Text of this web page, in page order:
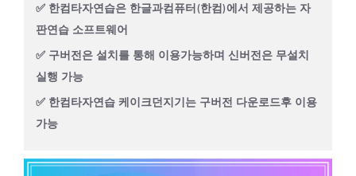
✅ 한컴타자연습은 한글과컴퓨터(한컴)에서 제공하는 자
판연습 소프트웨어
✅ 구버전은 설치를 통해 이용가능하며 신버전은 무설치
실행 가능
✅ 한컴타자연습 케이크던지기는 구버전 다운로드후 이용
가능